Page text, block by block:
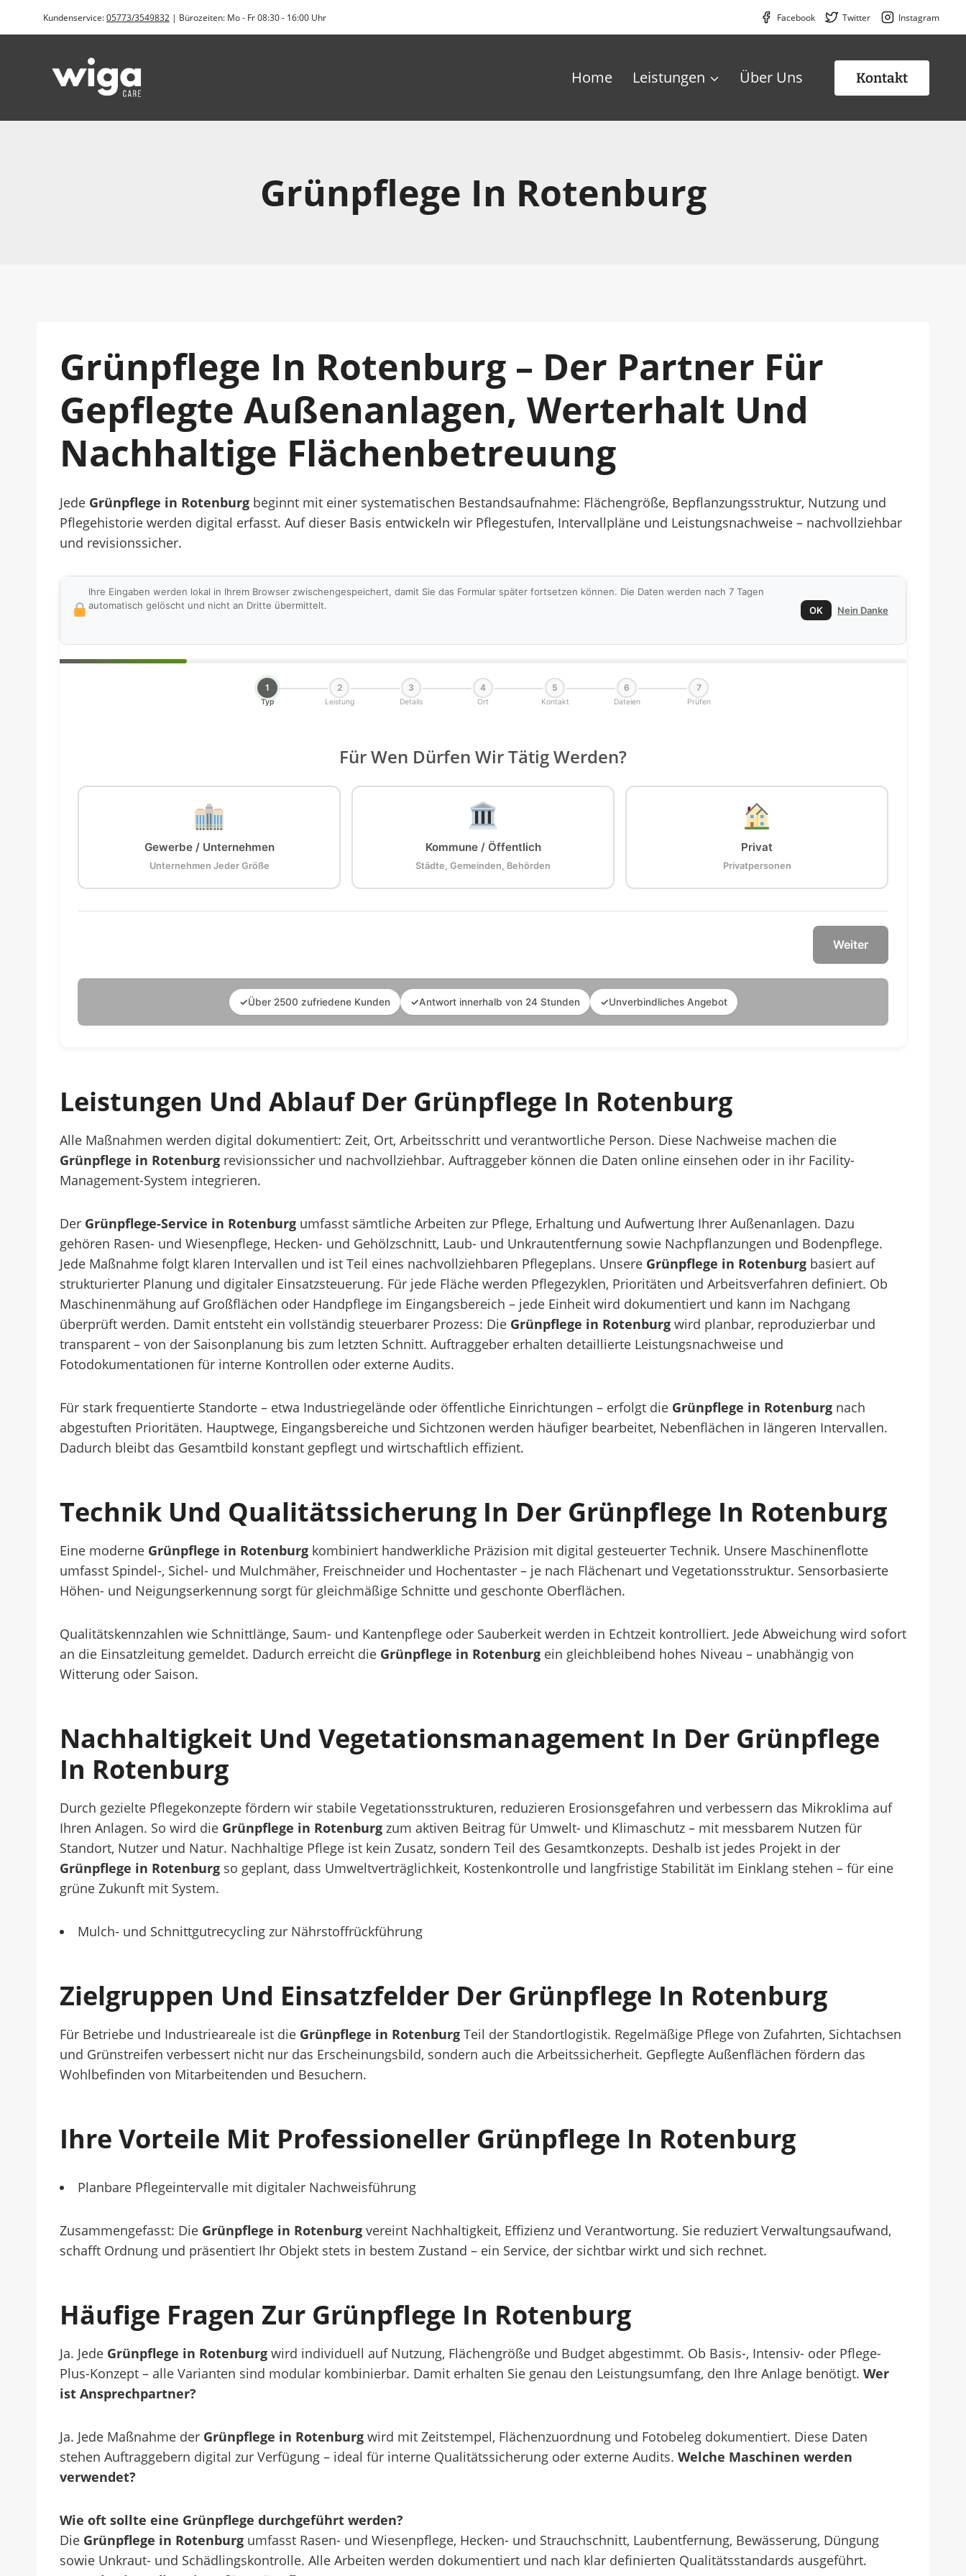
Kundenservice:05773/3549832 | Bürozeiten: Mo - Fr 08:30 - 16:00 Uhr Facebook Twitter Instagram
Home Leistungen Über Uns Kontakt
Grünpflege In Rotenburg
Grünpflege In Rotenburg – Der Partner Für
Gepflegte Außenanlagen, Werterhalt Und
Nachhaltige Flächenbetreuung
Jede Grünpflege in Rotenburg beginnt mit einer systematischen Bestandsaufnahme: Flächengröße, Bepflanzungsstruktur, Nutzung und
Pflegehistorie werden digital erfasst. Auf dieser Basis entwickeln wir Pflegestufen, Intervallpläne und Leistungsnachweise – nachvollziehbar
und revisionssicher.
Ihre Eingaben werden lokal in Ihrem Browser zwischengespeichert, damit Sie das Formular später fortsetzen können. Die Daten werden nach 7 Tagen
automatisch gelöscht und nicht an Dritte übermittelt.
OK Nein Danke
1
Typ
2
Leistung
3
Details
4
Ort
5
Kontakt
6
Dateien
7
Prüfen
Für Wen Dürfen Wir Tätig Werden?
Gewerbe / Unternehmen
Unternehmen Jeder Größe
Kommune / Öffentlich
Städte, Gemeinden, Behörden
Privat
Privatpersonen
Weiter
✓Über 2500 zufriedene Kunden ✓Antwort innerhalb von 24 Stunden ✓Unverbindliches Angebot
Leistungen Und Ablauf Der Grünpflege In Rotenburg
Alle Maßnahmen werden digital dokumentiert: Zeit, Ort, Arbeitsschritt und verantwortliche Person. Diese Nachweise machen die
Grünpflege in Rotenburg revisionssicher und nachvollziehbar. Auftraggeber können die Daten online einsehen oder in ihr Facility-
Management-System integrieren.
Der Grünpflege-Service in Rotenburg umfasst sämtliche Arbeiten zur Pflege, Erhaltung und Aufwertung Ihrer Außenanlagen. Dazu
gehören Rasen- und Wiesenpflege, Hecken- und Gehölzschnitt, Laub- und Unkrautentfernung sowie Nachpflanzungen und Bodenpflege.
Jede Maßnahme folgt klaren Intervallen und ist Teil eines nachvollziehbaren Pflegeplans. Unsere Grünpflege in Rotenburg basiert auf
strukturierter Planung und digitaler Einsatzsteuerung. Für jede Fläche werden Pflegezyklen, Prioritäten und Arbeitsverfahren definiert. Ob
Maschinenmähung auf Großflächen oder Handpflege im Eingangsbereich – jede Einheit wird dokumentiert und kann im Nachgang
überprüft werden. Damit entsteht ein vollständig steuerbarer Prozess: Die Grünpflege in Rotenburg wird planbar, reproduzierbar und
transparent – von der Saisonplanung bis zum letzten Schnitt. Auftraggeber erhalten detaillierte Leistungsnachweise und
Fotodokumentationen für interne Kontrollen oder externe Audits.
Für stark frequentierte Standorte – etwa Industriegelände oder öffentliche Einrichtungen – erfolgt die Grünpflege in Rotenburg nach
abgestuften Prioritäten. Hauptwege, Eingangsbereiche und Sichtzonen werden häufiger bearbeitet, Nebenflächen in längeren Intervallen.
Dadurch bleibt das Gesamtbild konstant gepflegt und wirtschaftlich effizient.
Technik Und Qualitätssicherung In Der Grünpflege In Rotenburg
Eine moderne Grünpflege in Rotenburg kombiniert handwerkliche Präzision mit digital gesteuerter Technik. Unsere Maschinenflotte
umfasst Spindel-, Sichel- und Mulchmäher, Freischneider und Hochentaster – je nach Flächenart und Vegetationsstruktur. Sensorbasierte
Höhen- und Neigungserkennung sorgt für gleichmäßige Schnitte und geschonte Oberflächen.
Qualitätskennzahlen wie Schnittlänge, Saum- und Kantenpflege oder Sauberkeit werden in Echtzeit kontrolliert. Jede Abweichung wird sofort
an die Einsatzleitung gemeldet. Dadurch erreicht die Grünpflege in Rotenburg ein gleichbleibend hohes Niveau – unabhängig von
Witterung oder Saison.
Nachhaltigkeit Und Vegetationsmanagement In Der Grünpflege
In Rotenburg
Durch gezielte Pflegekonzepte fördern wir stabile Vegetationsstrukturen, reduzieren Erosionsgefahren und verbessern das Mikroklima auf
Ihren Anlagen. So wird die Grünpflege in Rotenburg zum aktiven Beitrag für Umwelt- und Klimaschutz – mit messbarem Nutzen für
Standort, Nutzer und Natur. Nachhaltige Pflege ist kein Zusatz, sondern Teil des Gesamtkonzepts. Deshalb ist jedes Projekt in der
Grünpflege in Rotenburg so geplant, dass Umweltverträglichkeit, Kostenkontrolle und langfristige Stabilität im Einklang stehen – für eine
grüne Zukunft mit System.
Mulch- und Schnittgutrecycling zur Nährstoffrückführung
Zielgruppen Und Einsatzfelder Der Grünpflege In Rotenburg
Für Betriebe und Industrieareale ist die Grünpflege in Rotenburg Teil der Standortlogistik. Regelmäßige Pflege von Zufahrten, Sichtachsen
und Grünstreifen verbessert nicht nur das Erscheinungsbild, sondern auch die Arbeitssicherheit. Gepflegte Außenflächen fördern das
Wohlbefinden von Mitarbeitenden und Besuchern.
Ihre Vorteile Mit Professioneller Grünpflege In Rotenburg
Planbare Pflegeintervalle mit digitaler Nachweisführung
Zusammengefasst: Die Grünpflege in Rotenburg vereint Nachhaltigkeit, Effizienz und Verantwortung. Sie reduziert Verwaltungsaufwand,
schafft Ordnung und präsentiert Ihr Objekt stets in bestem Zustand – ein Service, der sichtbar wirkt und sich rechnet.
Häufige Fragen Zur Grünpflege In Rotenburg
Ja. Jede Grünpflege in Rotenburg wird individuell auf Nutzung, Flächengröße und Budget abgestimmt. Ob Basis-, Intensiv- oder Pflege-
Plus-Konzept – alle Varianten sind modular kombinierbar. Damit erhalten Sie genau den Leistungsumfang, den Ihre Anlage benötigt. Wer
ist Ansprechpartner?
Ja. Jede Maßnahme der Grünpflege in Rotenburg wird mit Zeitstempel, Flächenzuordnung und Fotobeleg dokumentiert. Diese Daten
stehen Auftraggebern digital zur Verfügung – ideal für interne Qualitätssicherung oder externe Audits. Welche Maschinen werden
verwendet?
Wie oft sollte eine Grünpflege durchgeführt werden?
Die Grünpflege in Rotenburg umfasst Rasen- und Wiesenpflege, Hecken- und Strauchschnitt, Laubentfernung, Bewässerung, Düngung
sowie Unkraut- und Schädlingskontrolle. Alle Arbeiten werden dokumentiert und nach klar definierten Qualitätsstandards ausgeführt.